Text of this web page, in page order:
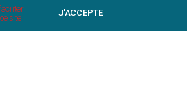
site
J'ACCEPTE